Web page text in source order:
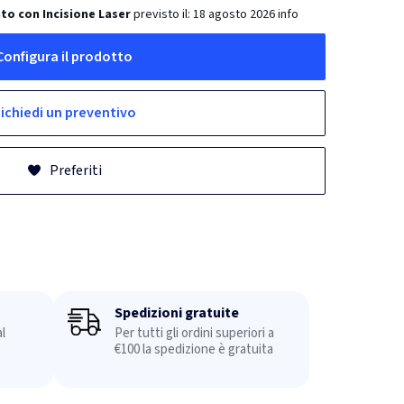
con Incisione Laserprevisto il: 18 agosto 2026info
il prodotto
un preventivo
Preferiti
Spedizioni gratuite
Per tutti gli ordini superiori a
€100 la spedizione è gratuita